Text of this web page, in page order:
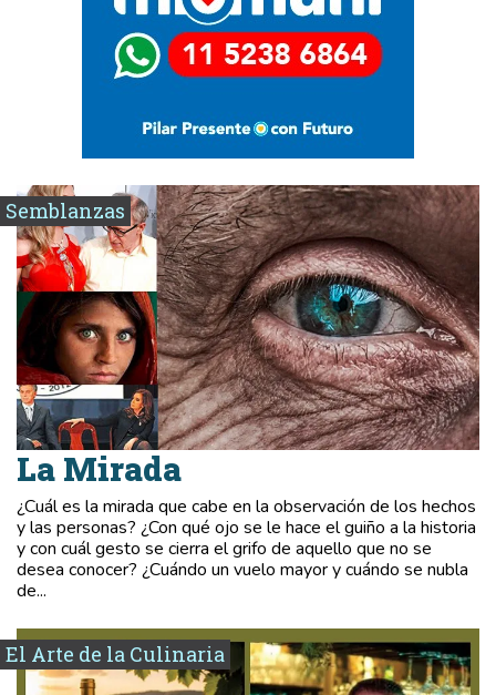
Semblanzas
La Mirada
¿Cuál es la mirada que cabe en la observación de los hechos
y las personas? ¿Con qué ojo se le hace el guiño a la historia
y con cuál gesto se cierra el grifo de aquello que no se
desea conocer? ¿Cuándo un vuelo mayor y cuándo se nubla
de...
El Arte de la Culinaria